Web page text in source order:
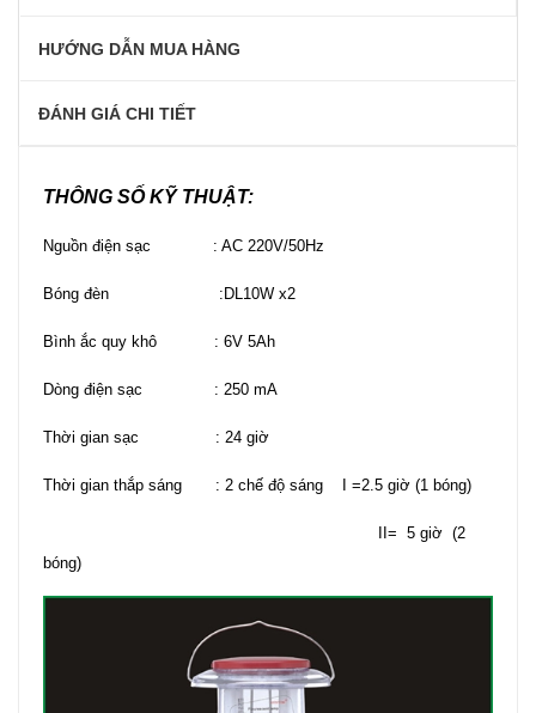
HƯỚNG DẪN MUA HÀNG
ĐÁNH GIÁ CHI TIẾT
THÔNG SỐ KỸ THUẬT:
Nguồn điện sạc : AC 220V/50Hz
Bóng đèn :DL10W x2
Bình ắc quy khô : 6V 5Ah
Dòng điện sạc : 250 mA
Thời gian sạc : 24 giờ
Thời gian thắp sáng : 2 chế độ sáng I =2.5 giờ (1 bóng)
II= 5 giờ (2
bóng)